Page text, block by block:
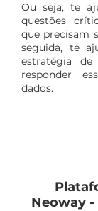
Neoway -
Ou seja, te
questões
que precisam
seguida, te
estratégia
responder
dados.